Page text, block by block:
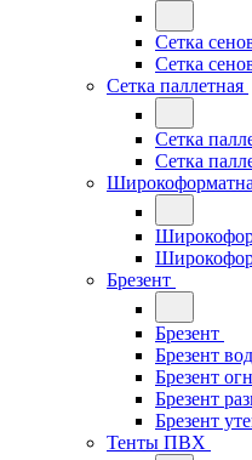
Сетка
Сетка
Сетка паллетная
Сетка
Сетка
Брезент
Брезент
Брезент
Брезент
Брезент
Брезент
Тенты ПВХ